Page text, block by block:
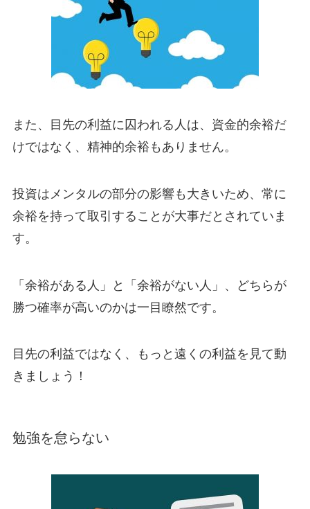
また、目先の利益に囚われる人は、資金的余裕だ
けではなく、精神的余裕もありません。
投資はメンタルの部分の影響も大きいため、常に
余裕を持って取引することが大事だとされていま
す。
「余裕がある人」と「余裕がない人」、どちらが
勝つ確率が高いのかは一目瞭然です。
目先の利益ではなく、もっと遠くの利益を見て動
きましょう！
勉強を怠らない